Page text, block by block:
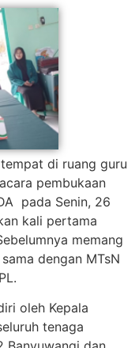
di ruang guru
pembukaan
pada Senin, 26
kali pertama
memang
dengan MTsN
oleh Kepala
tenaga